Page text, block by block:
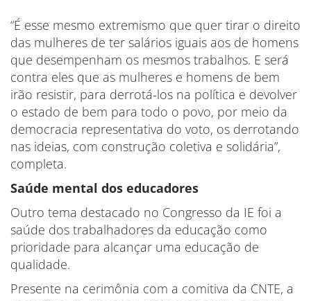
“É esse mesmo extremismo que quer tirar o direito
das mulheres de ter salários iguais aos de homens
que desempenham os mesmos trabalhos. E será
contra eles que as mulheres e homens de bem
irão resistir, para derrotá-los na política e devolver
o estado de bem para todo o povo, por meio da
democracia representativa do voto, os derrotando
nas ideias, com construção coletiva e solidária”,
completa.
Saúde mental dos educadores
Outro tema destacado no Congresso da IE foi a
saúde dos trabalhadores da educação como
prioridade para alcançar uma educação de
qualidade.
Presente na cerimônia com a comitiva da CNTE, a